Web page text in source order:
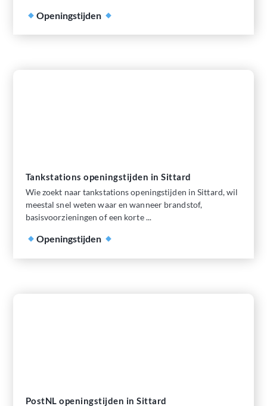
Openingstijden
Tankstations openingstijden in Sittard
Wie zoekt naar tankstations openingstijden in Sittard, wil
meestal snel weten waar en wanneer brandstof,
basisvoorzieningen of een korte ...
Openingstijden
PostNL openingstijden in Sittard